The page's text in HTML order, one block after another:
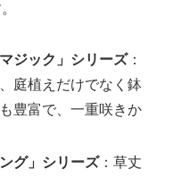
ジック」シリーズ：
庭植えだけでなく鉢
豊富で、一重咲きか
グ」シリーズ：草丈